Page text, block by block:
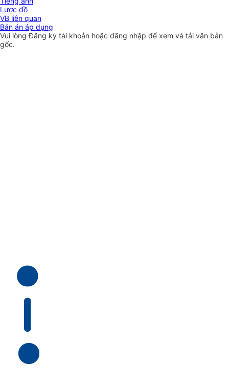
Lược đồ
VB liên quan
Bản án áp dụng
Vui lòngĐăng ký tài khoản hoặc đăng nhập để xem và tải văn bản
gốc.